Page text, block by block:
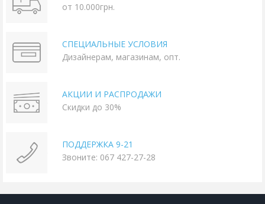
от 10.000грн.
СПЕЦИАЛЬНЫЕ УСЛОВИЯ
Дизайнерам, магазинам, опт.
АКЦИИ И РАСПРОДАЖИ
Скидки до 30%
ПОДДЕРЖКА 9-21
Звоните: 067 427-27-28